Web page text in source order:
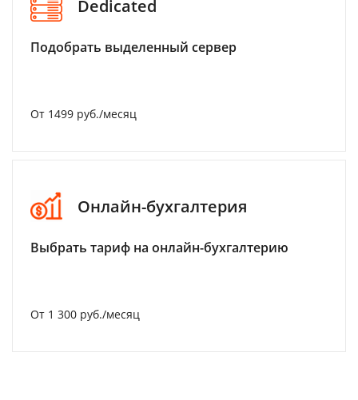
Dedicated
Подобрать выделенный сервер
От 1499 руб./месяц
Онлайн-бухгалтерия
Выбрать тариф на онлайн-бухгалтерию
От 1 300 руб./месяц